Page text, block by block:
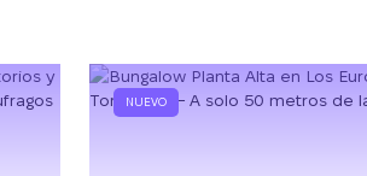
NUEVO